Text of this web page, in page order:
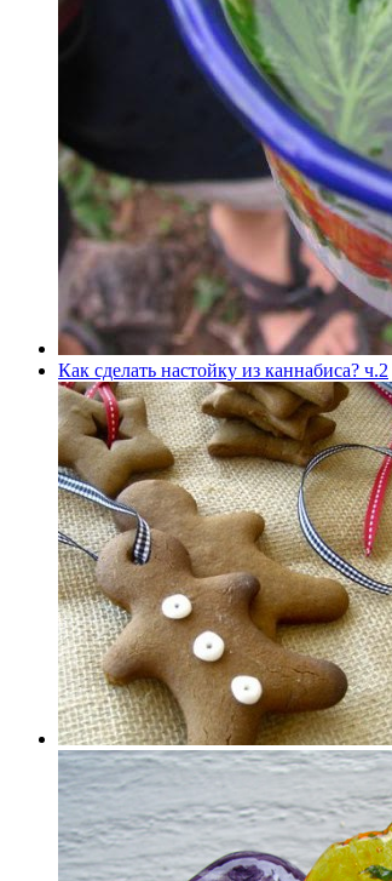
Как сделать настойку из каннабиса? ч.2